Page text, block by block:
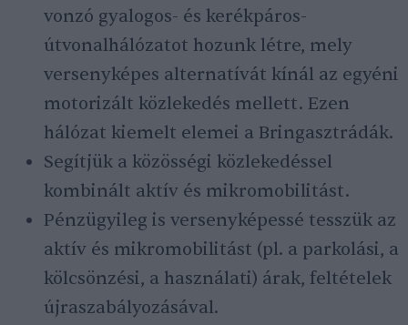
vonzó gyalogos- és kerékpáros-
útvonalhálózatot hozunk létre, mely
versenyképes alternatívát kínál az egyéni
motorizált közlekedés mellett. Ezen
hálózat kiemelt elemei a Bringasztrádák.
Segítjük a közösségi közlekedéssel
kombinált aktív és mikromobilitást.
Pénzügyileg is versenyképessé tesszük az
aktív és mikromobilitást (pl. a parkolási, a
kölcsönzési, a használati) árak, feltételek
újraszabályozásával.